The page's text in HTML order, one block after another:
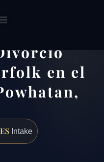
en el
Intake